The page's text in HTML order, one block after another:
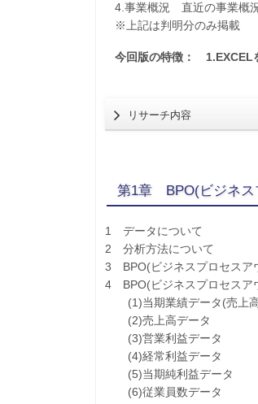
4.事業概況 直近の事業概
※上記は判明分のみ掲載
今回版の特徴： 1.EXCEL
リサーチ内容
第1章 BPO(ビジネス
1 データについて
2 分析方法について
3 BPO(ビジネスプロセスア
4 BPO(ビジネスプロセスア
(1)当期業績データ(売上高
(2)売上高データ
(3)営業利益データ
(4)経常利益データ
(5)当期純利益データ
(6)従業員数データ